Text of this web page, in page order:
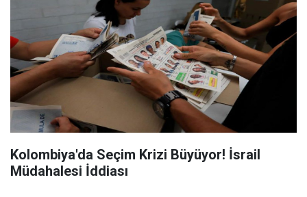
Kolombiya'da Seçim Krizi Büyüyor! İsrail
Müdahalesi İddiası